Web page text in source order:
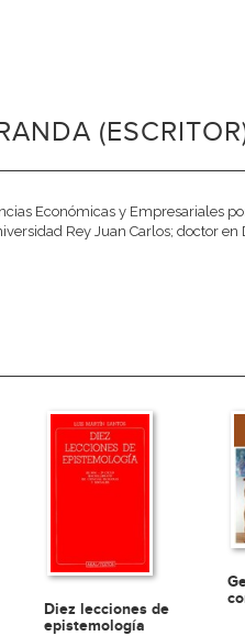
Económicas y Empresariales
Rey Juan Carlos; doctor
Diez lecciones de
epistemología